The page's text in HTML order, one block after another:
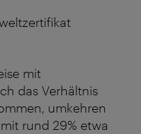
mit
das Verhältnis
umkehren
rund 29% etwa